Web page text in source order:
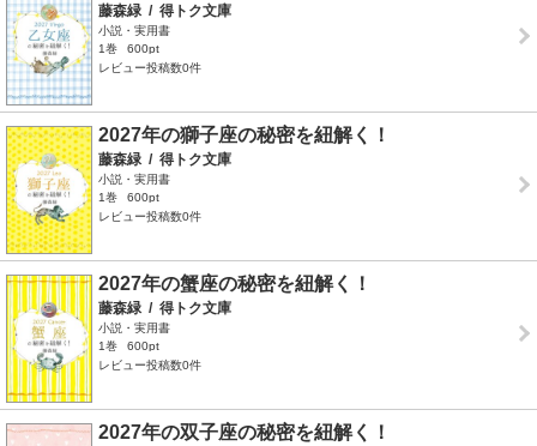
藤森緑 / 得トク文庫
小説・実用書
1巻
600pt
レビュー投稿数0件
2027年の獅子座の秘密を紐解く！
藤森緑 / 得トク文庫
小説・実用書
1巻
600pt
レビュー投稿数0件
2027年の蟹座の秘密を紐解く！
藤森緑 / 得トク文庫
小説・実用書
1巻
600pt
レビュー投稿数0件
2027年の双子座の秘密を紐解く！